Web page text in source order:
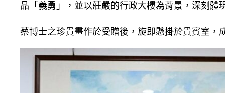
品「義勇」，並以莊嚴的行政大樓為背景，深刻體
蔡博士之珍貴畫作於受贈後，旋即懸掛於貴賓室，